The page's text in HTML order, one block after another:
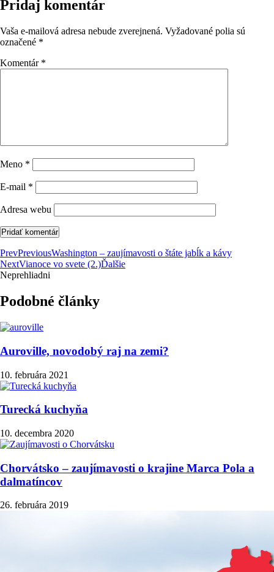
Pridaj komentár
Vaša e-mailová adresa nebude zverejnená. Vyžadované polia sú
označené *
Komentár *
Meno *
E-mail *
Adresa webu
PrevPreviousWashington – zaujímavosti o štáte jabĺk a kávy
NextVianoce vo svete (2.)Ďalšie
Neprehliadni
Podobné články
Auroville, novodobý raj na zemi?
10. februára 2021
Turecká kuchyňa
10. decembra 2020
Chorvátsko – zaujímavosti o krajine Marca Pola a
dalmatíncov
26. februára 2019